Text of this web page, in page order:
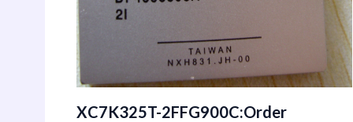
XC7K325T-2FFG900C:Order